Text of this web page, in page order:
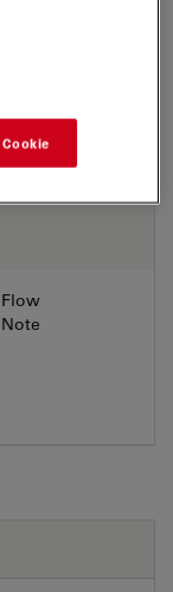
Multiphoton
-
Cookie